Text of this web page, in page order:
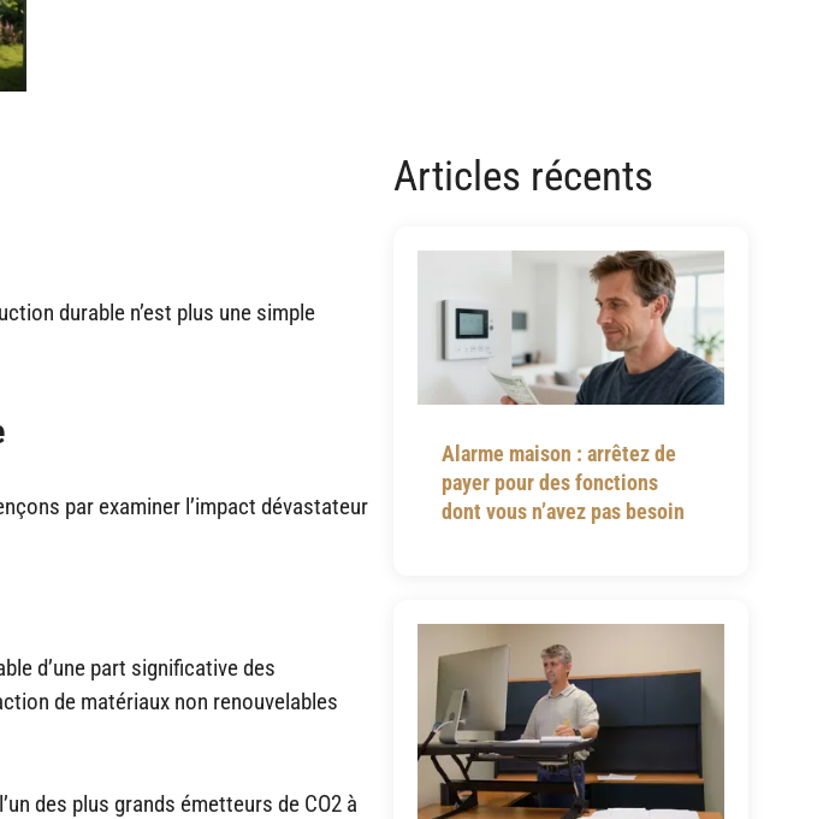
durable n’est plus une simple
par examiner l’impact dévastateur
d’une part significative des
de matériaux non renouvelables
des plus grands émetteurs de CO2 à
Articles récents
Alarme maison : arrêtez de
payer pour des fonctions
dont vous n’avez pas besoin